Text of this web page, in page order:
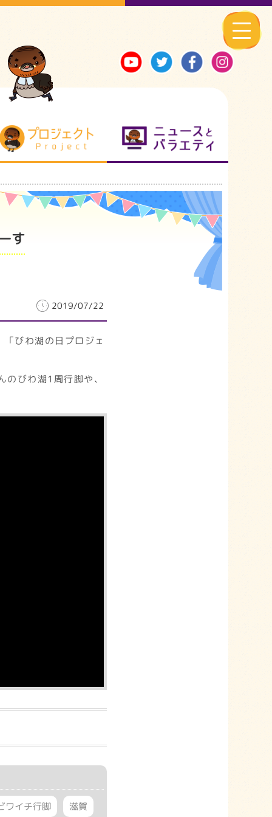
地元ネタ プロジェクト
す
2019/07/22
びわ湖の日プロジェ
びわ湖1周行脚や、
ワイチ行脚 滋賀